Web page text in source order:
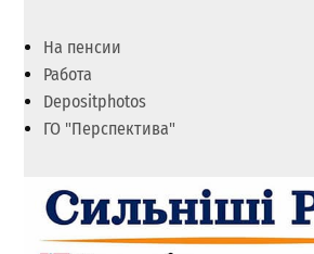
На пенсии
Работа
Depositphotos
ГО "Перспектива"